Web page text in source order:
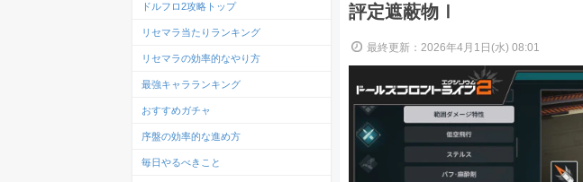
評定遮蔽物Ⅰ
最終更新：2026年4月1日(水) 08:01
ドルフロ2攻略トップ
リセマラ当たりランキング
リセマラの効率的なやり方
最強キャラランキング
おすすめガチャ
序盤の効率的な進め方
毎日やるべきこと